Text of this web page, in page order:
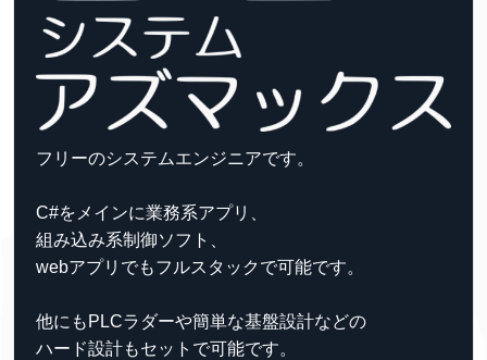
フリーのシステムエンジニアです。
C#をメインに業務系アプリ、
組み込み系制御ソフト、
webアプリでもフルスタックで可能です。
他にもPLCラダーや簡単な基盤設計などの
ハード設計もセットで可能です。